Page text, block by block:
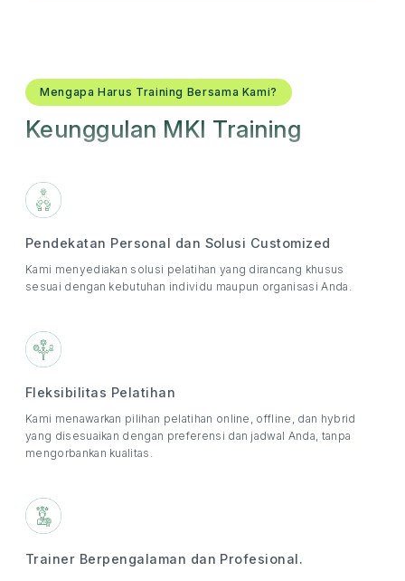
Mengapa Harus Training Bersama Kami?
Keunggulan MKI Training
Pendekatan Personal dan Solusi Customized
Kami menyediakan solusi pelatihan yang dirancang khusus
sesuai dengan kebutuhan individu maupun organisasi Anda.
Fleksibilitas Pelatihan
Kami menawarkan pilihan pelatihan online, offline, dan hybrid
yang disesuaikan dengan preferensi dan jadwal Anda, tanpa
mengorbankan kualitas.
Trainer Berpengalaman dan Profesional.